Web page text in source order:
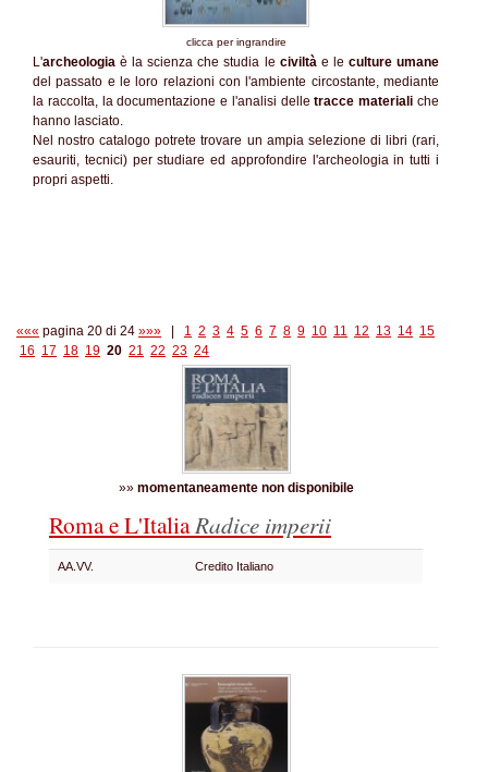
clicca per ingrandire
L'archeologia è la scienza che studia le civiltàe le culture umane
del passato e le loro relazioni con l'ambiente circostante, mediante
la raccolta, la documentazione e l'analisi delletracce materiali che
hanno lasciato.
Nel nostro catalogo potrete trovare un ampia selezione di libri (rari,
esauriti, tecnici) per studiare ed approfondire l'archeologia in tutti i
propri aspetti.
««« pagina 20 di 24 »»» 1 2 3 4 5 6 7 8 9 10 11 12 13 14 15
16 17 18 19 20 21 22 23 24
»» momentaneamente non disponibile
Roma e L'ItaliaRadice imperii
AA.VV. Credito Italiano